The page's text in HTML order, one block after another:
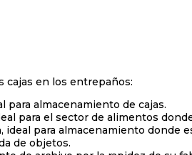
cajas en los entrepaños:
para almacenamiento de cajas.
para el sector de alimentos
para almacenamiento
de objetos.